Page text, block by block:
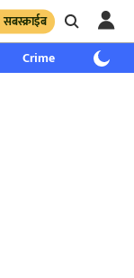
सबस्क्राईब
Crime साप्ताहिक